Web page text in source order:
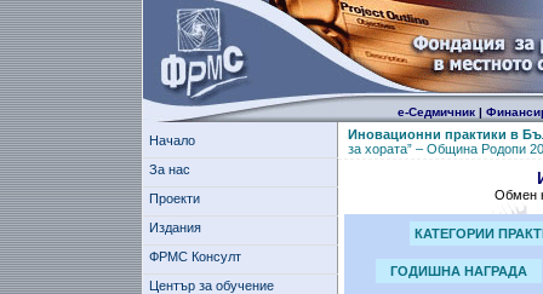
е-Седмичник|
Начало
За нас
Проекти
Издания
ФРМС Консулт
Център за обучение
Иновационни практики в
за хората” – Община Родопи
Обмен
КАТЕГОРИИ
ГОДИШНА НАГРАДА